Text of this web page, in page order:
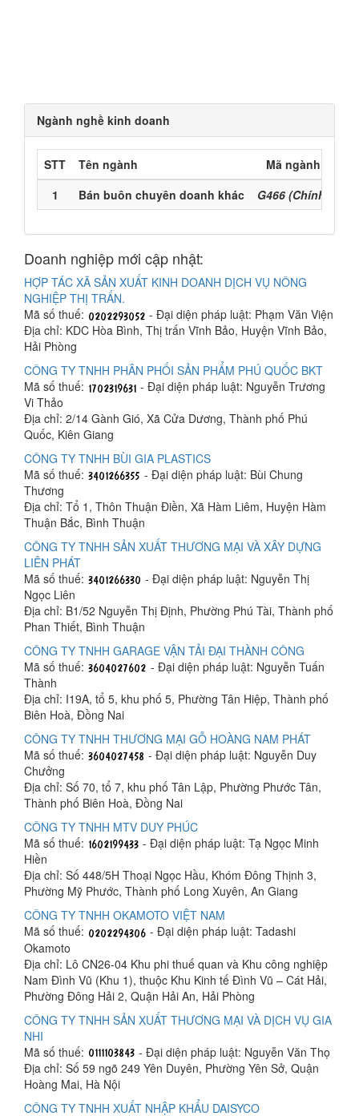
Ngành nghề kinh doanh
STT Tên ngành
Mã ngành
1
Bán buôn chuyên doanh khác G466 (Chính)
Doanh nghiệp mới cập nhật:
HỢP TÁC XÃ SẢN XUẤT KINH DOANH DỊCH VỤ NÔNG
NGHIỆP THỊ TRẤN.
Mã số thuế:
- Đại diện pháp luật: Phạm Văn Viện
Địa chỉ: KDC Hòa Bình, Thị trấn Vĩnh Bảo, Huyện Vĩnh Bảo,
Hải Phòng
CÔNG TY TNHH PHÂN PHỐI SẢN PHẨM PHÚ QUỐC BKT
Mã số thuế:
- Đại diện pháp luật: Nguyễn Trương
Vi Thảo
Địa chỉ: 2/14 Gành Gió, Xã Cửa Dương, Thành phố Phú
Quốc, Kiên Giang
CÔNG TY TNHH BÙI GIA PLASTICS
Mã số thuế:
- Đại diện pháp luật: Bùi Chung
Thương
Địa chỉ: Tổ 1, Thôn Thuận Điền, Xã Hàm Liêm, Huyện Hàm
Thuận Bắc, Bình Thuận
CÔNG TY TNHH SẢN XUẤT THƯƠNG MẠI VÀ XÂY DỰNG
LIÊN PHÁT
Mã số thuế:
- Đại diện pháp luật: Nguyễn Thị
Ngọc Liên
Địa chỉ: B1/52 Nguyễn Thị Định, Phường Phú Tài, Thành phố
Phan Thiết, Bình Thuận
CÔNG TY TNHH GARAGE VẬN TẢI ĐẠI THÀNH CÔNG
Mã số thuế:
- Đại diện pháp luật: Nguyễn Tuấn
Thành
Địa chỉ: I19A, tổ 5, khu phố 5, Phường Tân Hiệp, Thành phố
Biên Hoà, Đồng Nai
CÔNG TY TNHH THƯƠNG MẠI GỖ HOÀNG NAM PHÁT
Mã số thuế:
- Đại diện pháp luật: Nguyễn Duy
Chưởng
Địa chỉ: Số 70, tổ 7, khu phố Tân Lập, Phường Phước Tân,
Thành phố Biên Hoà, Đồng Nai
CÔNG TY TNHH MTV DUY PHÚC
Mã số thuế:
- Đại diện pháp luật: Tạ Ngọc Minh
Hiền
Địa chỉ: Số 448/5H Thoại Ngọc Hầu, Khóm Đông Thịnh 3,
Phường Mỹ Phước, Thành phố Long Xuyên, An Giang
CÔNG TY TNHH OKAMOTO VIỆT NAM
Mã số thuế:
- Đại diện pháp luật: Tadashi
Okamoto
Địa chỉ: Lô CN26-04 Khu phi thuế quan và Khu công nghiệp
Nam Đình Vũ (Khu 1), thuộc Khu Kinh tế Đình Vũ – Cát Hải,
Phường Đông Hải 2, Quận Hải An, Hải Phòng
CÔNG TY TNHH SẢN XUẤT THƯƠNG MẠI VÀ DỊCH VỤ GIA
NHI
Mã số thuế:
- Đại diện pháp luật: Nguyễn Văn Thọ
Địa chỉ: Số 59 ngõ 249 Yên Duyên, Phường Yên Sở, Quận
Hoàng Mai, Hà Nội
CÔNG TY TNHH XUẤT NHẬP KHẨU DAISYCO